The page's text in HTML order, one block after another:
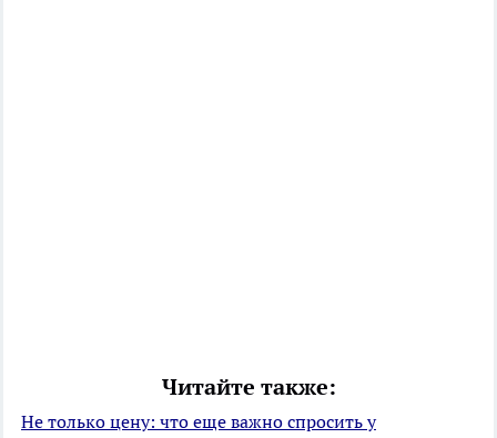
Читайте также:
Не только цену: что еще важно спросить у